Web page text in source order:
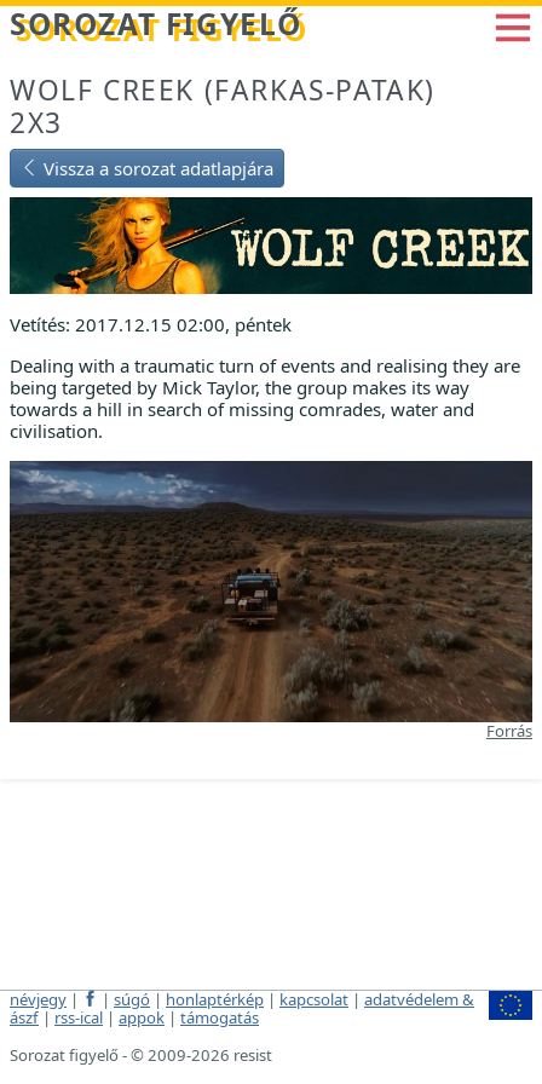
Betöltés...
SOROZAT FIGYELŐ
WOLF CREEK (FARKAS-PATAK)
2X3
Vissza a sorozat adatlapjára
Vetítés: 2017.12.15 02:00, péntek
Dealing with a traumatic turn of events and realising they are
being targeted by Mick Taylor, the group makes its way
towards a hill in search of missing comrades, water and
civilisation.
Forrás
névjegy | | súgó | honlaptérkép | kapcsolat | adatvédelem &
ászf | rss-ical | appok | támogatás
Sorozat figyelő - © 2009-2026 resist